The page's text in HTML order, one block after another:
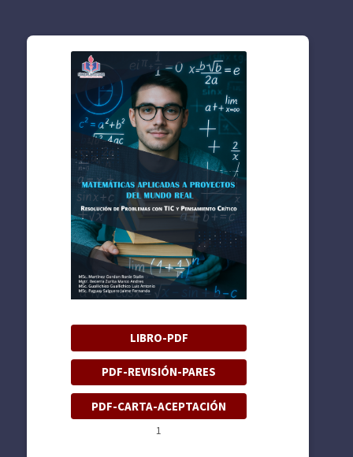
LIBRO-PDF
PDF-REVISIÓN-PARES
PDF-CARTA-ACEPTACIÓN
1